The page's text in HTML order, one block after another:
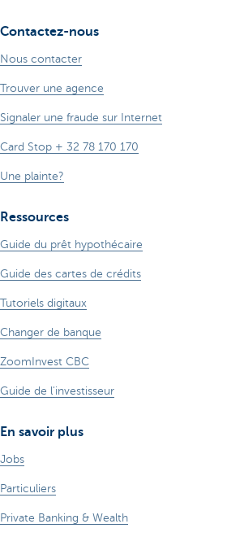
Contactez-nous
Nous contacter
Trouver une agence
Signaler une fraude sur Internet
Card Stop + 32 78 170 170
Une plainte?
Ressources
Guide du prêt hypothécaire
Guide des cartes de crédits
Tutoriels digitaux
Changer de banque
ZoomInvest CBC
Guide de l'investisseur
En savoir plus
Jobs
Particuliers
Private Banking & Wealth